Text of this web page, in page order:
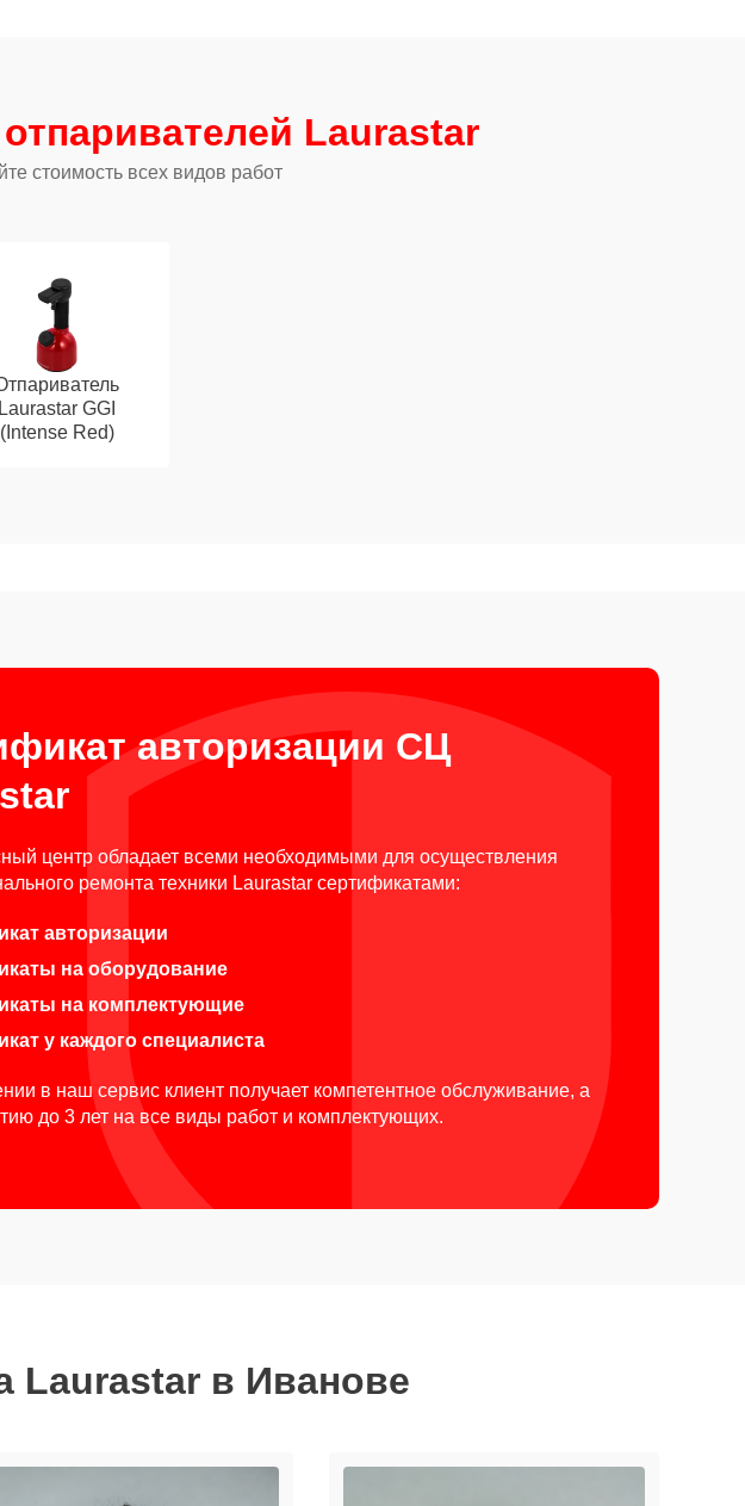
отпаривателей Laurastar
стоимость всех видов работ
Laurastar GGI
(Intense Red)
авторизации СЦ
центр обладает всеми необходимыми для осуществления
ремонта техники Laurastar сертификатами:
авторизации
на оборудование
на комплектующие
у каждого специалиста
в наш сервис клиент получает компетентное обслуживание, а
до 3 лет на все виды работ и комплектующих.
Laurastar в Иванове